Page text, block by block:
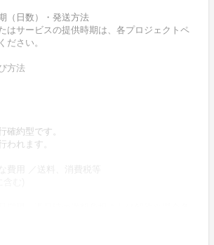
（日数）・発送方法
はサービスの提供時期は、各プロジェクトペ
ださい。
方法
確約型です。
われます。
費用 ／送料、消費税等